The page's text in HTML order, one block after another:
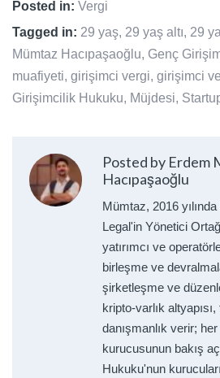
Posted in: Vergi
Tagged in: 29 yaş, 29 yaş altı, 29
Mümtaz Hacıpaşaoğlu, Genç
muafiyeti, girişimci vergi, girişimci
Girişimcilik Hukuku, Müjdesi,
Posted by Erdem
Hacıpaşaoğlu
Mümtaz, 2016
Legal'in Yönetici
yatırımcı ve
birleşme ve
şirketleşme ve
kripto-varlık
danışmanlık verir;
kurucusunun bakış
Hukuku'nun